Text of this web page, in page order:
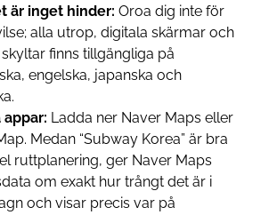
är inget hinder: Oroa dig inte för
alla utrop, digitala skärmar och
finns tillgängliga på
engelska, japanska och
Ladda ner Naver Maps eller
Medan “Subway Korea” är bra
ruttplanering, ger Naver Maps
om exakt hur trångt det är i
och visar precis var på